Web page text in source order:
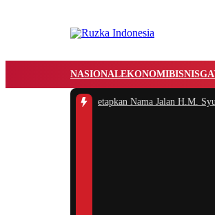
NASIONALEKONOMIBISNIS
Bogor Resmi Menetapkan Nama Jalan H.M. Syurdi